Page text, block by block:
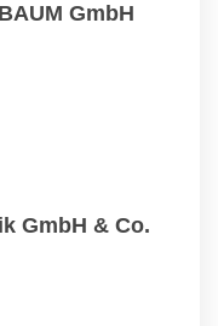
GmbH
GmbH & Co.